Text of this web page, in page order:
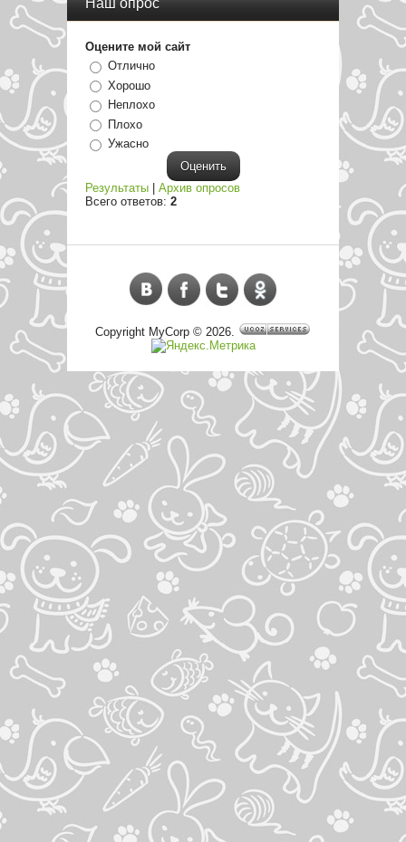
Наш опрос
Оцените мой сайт
Отлично
Хорошо
Неплохо
Плохо
Ужасно
Результаты
Архив опросов
Всего ответов: 2
Copyright MyCorp © 2026